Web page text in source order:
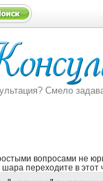
Смело
вопросами не
переходите в этот